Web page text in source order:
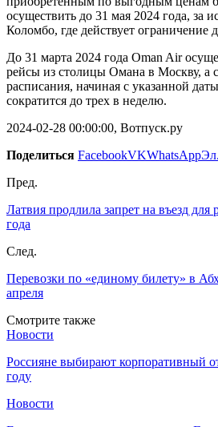
осуществить до 31 мая 2024 года, за
Коломбо, где действует ограничение
До 31 марта 2024 года Oman Air
рейсы из столицы Омана в Москву, а с
расписания, начиная с указанной
сократится до трех в неделю.
2024-02-28 00:00:00, Вотпуск.ру
Поделиться FacebookVKWhatsApp
Пред.
Латвия продлила запрет на въезд для
года
След.
Перевозки по «единому билету» в
апреля
Смотрите также
Новости
Россияне выбирают корпоративный
году
Новости